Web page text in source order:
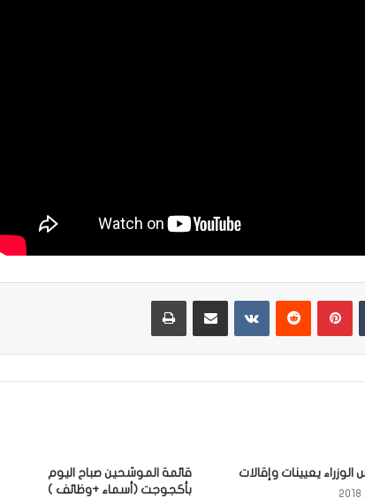
بينتيريست مشاركة عبر البريد طباعة
يعيينات وإقالات
قائمة الموشحين صباح اليوم
بأكجوجت (أسماء +وظائف )